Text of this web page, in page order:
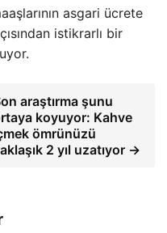
asgari ücrete
istikrarlı bir
araştırma şunu
koyuyor: Kahve
ömrünüzü
2 yıl uzatıyor →